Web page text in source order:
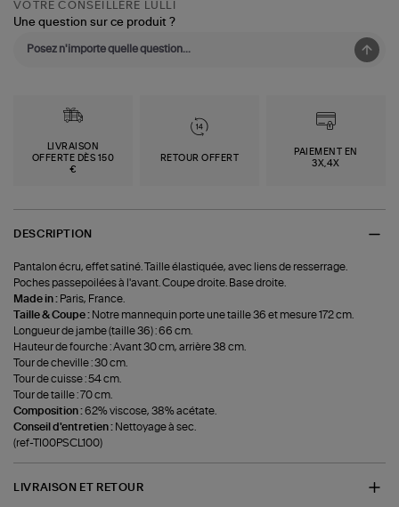
VOTRE CONSEILLÈRE LULLI
Une question sur ce produit ?
LIVRAISON
OFFERTE DÈS 150
€
RETOUR OFFERT
PAIEMENT EN
3X,4X
DESCRIPTION
Pantalon écru, effet satiné. Taille élastiquée, avec liens de resserrage.
Poches passepoilées à l'avant. Coupe droite. Base droite.
Made in : Paris, France.
Taille & Coupe : Notre mannequin porte une taille 36 et mesure 172 cm.
Longueur de jambe (taille 36) : 66 cm.
Hauteur de fourche : Avant 30 cm, arrière 38 cm.
Tour de cheville : 30 cm.
Tour de cuisse : 54 cm.
Tour de taille : 70 cm.
Composition :62% viscose, 38% acétate.
Conseil d'entretien : Nettoyage à sec.
(ref-TI00PSCL100)
LIVRAISON ET RETOUR